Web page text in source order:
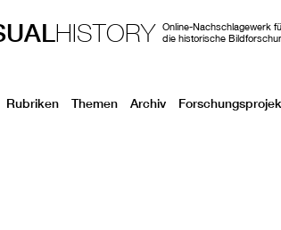
HISTORY
Online-Nachschlagewerk
die historische
Rubriken Themen Archiv